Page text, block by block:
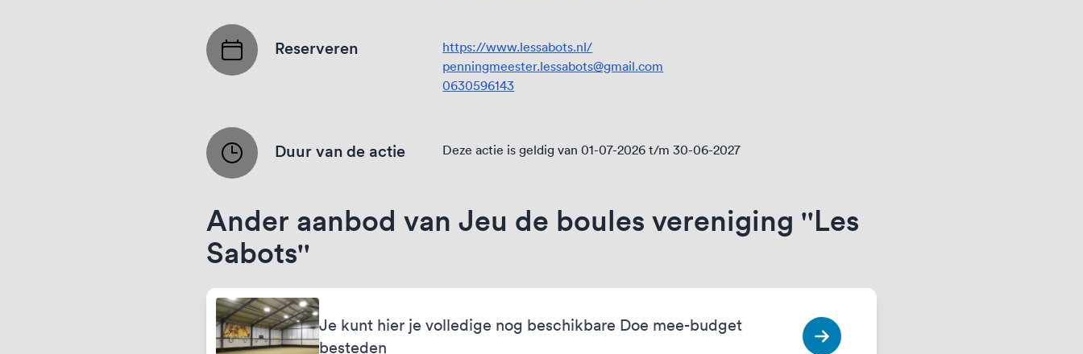
Reserveren
https://www.lessabots.nl/
penningmeester.lessabots@gmail.com
0630596143
Duur van de actie Deze actie is geldig van 01-07-2026 t/m 30-06-2027
Ander aanbod van Jeu de boules vereniging ''Les
Sabots''
Je kunt hier je volledige nog beschikbare Doe mee-budget
besteden